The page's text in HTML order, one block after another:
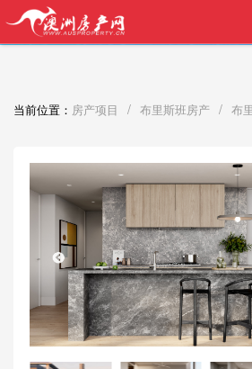
买家中介VIP服务，助
当前位置： 房产项目 / 布里斯班房产 / 布